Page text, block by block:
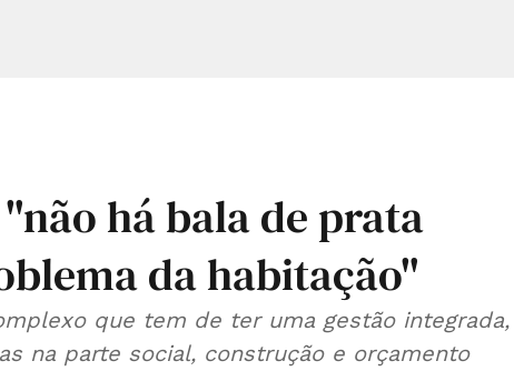
há bala de prata
da habitação"
que tem de ter uma gestão integrada,
na parte social, construção e orçamento